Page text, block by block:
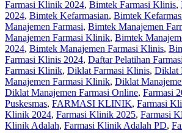
Farmasi Klinik 2024, Bimtek Farmasi Klinis,
2024, Bimtek Kefarmasian, Bimtek
Manajemen Farmasi, Bimtek Manajemen
Manajemen Farmasi Klinik, Bimtek
2024, Bimtek Manajemen Farmasi Klinis,
Farmasi Klinis 2024, Daftar Pelatihan
Farmasi Klinik, Diklat Farmasi Klinis, Diklat
Manajemen Farmasi Klinik, Diklat
Diklat Manajemen Farmasi Online, Farmasi
Puskesmas, FARMASI KLINIK, Farmasi
Klinik 2024, Farmasi Klinik 2025, Farmasi
Klinik Adalah, Farmasi Klinik Adalah PD,